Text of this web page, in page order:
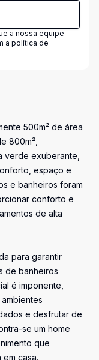
a nossa equipe
a política de
500m² de área
800m²,
verde exuberante,
espaço e
e banheiros foram
conforto e
de alta
para garantir
de banheiros
é imponente,
e desfrutar de
se um home
que
casa.